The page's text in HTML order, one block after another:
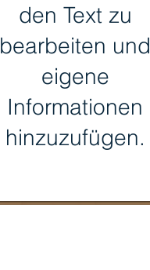
den Text zu
bearbeiten und
eigene
Informationen
hinzuzufügen.